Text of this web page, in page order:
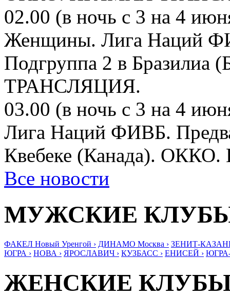
02.00 (в ночь с 3 на 4
Женщины. Лига Наций
Подгруппа 2 в
ТРАНСЛЯЦИЯ.
03.00 (в ночь с 3 на 4
Лига Наций ФИВБ.
Квебеке (Канада).
Все новости
МУЖСКИЕ
ФАКЕЛ Новый Уренгой › ДИНАМО Москва › ЗЕНИТ-
ЮГРА › НОВА › ЯРОСЛАВИЧ › КУЗБАСС › ЕНИСЕЙ ›
ЖЕНСКИЕ